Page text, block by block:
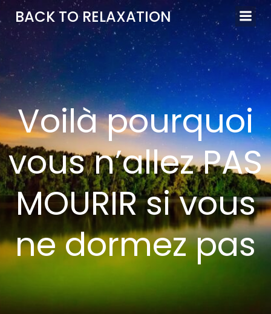
Aller
au
contenu
BACK TO RELAXATION
Voilà pourquoi
vous n’allez PAS
MOURIR si vous
ne dormez pas